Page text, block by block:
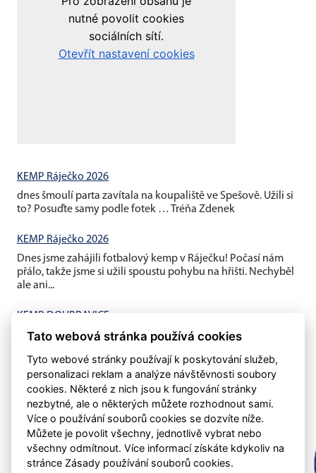
KEMP Ráječko 2026
dnes šmoulí parta zavítala na koupaliště ve Spešově. Užili si
to? Posuďte samy podle fotek … Tréňa Zdenek
KEMP Ráječko 2026
Dnes jsme zahájili fotbalový kemp v Ráječku! Počasí nám
přálo, takže jsme si užili spoustu pohybu na hřišti. Nechyběl
ale ani...
KEMP DOUBRAVICE
V pátek jsme ukončili závěrečným fotbalovým minigolfem a
Tato webová stránka používá cookies
Tyto webové stránky používají k poskytování služeb,
personalizaci reklam a analýze návštěvnosti soubory
cookies. Některé z nich jsou k fungování stránky
nezbytné, ale o některých můžete rozhodnout sami.
Více o používání souborů cookies se dozvíte níže.
Můžete je povolit všechny, jednotlivě vybrat nebo
všechny odmítnout. Více informací získáte kdykoliv na
stránce Zásady používání souborů cookies.